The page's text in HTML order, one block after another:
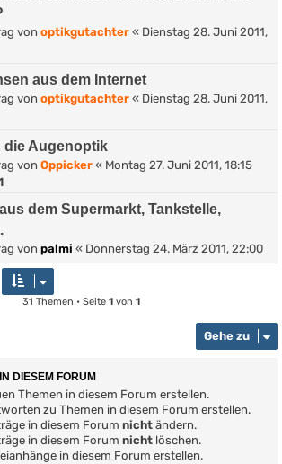
von optikgutachter « Dienstag 28. Juni 2011,
aus dem Internet
von optikgutachter « Dienstag 28. Juni 2011,
die Augenoptik
von Oppicker « Montag 27. Juni 2011, 18:15
dem Supermarkt, Tankstelle,
von palmi « Donnerstag 24. März 2011, 22:00
31 Themen • Seite 1von 1
Gehe zu
DIESEM FORUM
Themen in diesem Forum erstellen.
zu Themen in diesem Forum erstellen.
in diesem Forum nicht ändern.
in diesem Forum nicht löschen.
in diesem Forum erstellen.